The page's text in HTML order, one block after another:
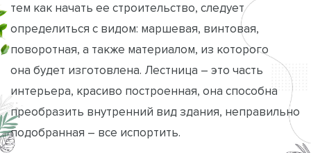
тем как начать ее строительство, следует
определиться с видом: маршевая, винтовая,
поворотная, а также материалом, из которого
она будет изготовлена. Лестница – это часть
интерьера, красиво построенная, она способна
преобразить внутренний вид здания, неправильно
подобранная – все испортить.